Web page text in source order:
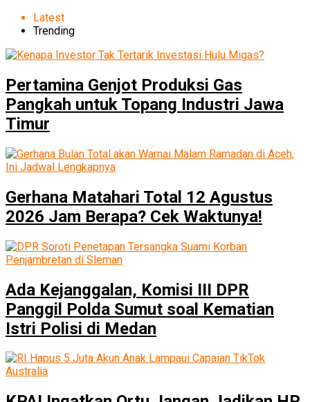
Latest
Trending
Pertamina Genjot Produksi Gas
Pangkah untuk Topang Industri Jawa
Timur
Gerhana Matahari Total 12 Agustus
2026 Jam Berapa? Cek Waktunya!
Ada Kejanggalan, Komisi III DPR
Panggil Polda Sumut soal Kematian
Istri Polisi di Medan